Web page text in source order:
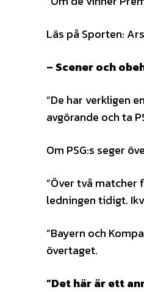
Läs på Sporten:
– Scener och
”De har verkligen
avgörande och ta
Om PSG:s seger
”Över två matcher
ledningen tidigt.
”Bayern och
övertaget.
”Det här är ett